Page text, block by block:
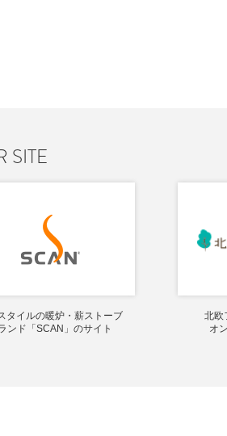
SITE
タイルの暖炉・薪ストーブ
ンド「SCAN」のサイト
北欧
オ